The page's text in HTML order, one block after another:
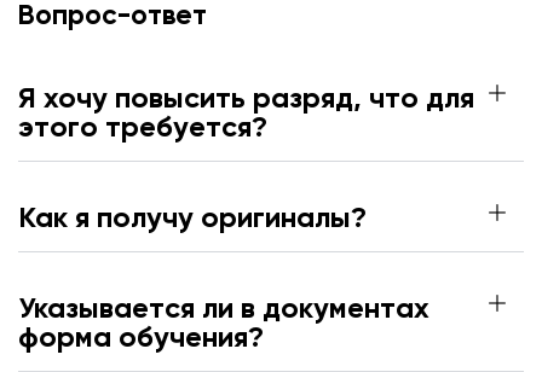
Вопрос-ответ
Я хочу повысить разряд, что для
этого требуется?
Как я получу оригиналы?
Указывается ли в документах
форма обучения?